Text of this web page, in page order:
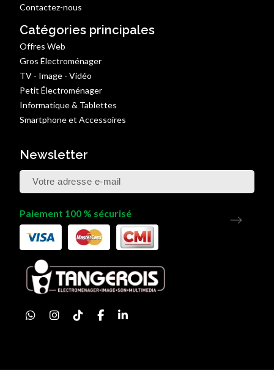
Contactez-nous
Catégories principales
Offres Web
Gros Électroménager
TV - Image - Vidéo
Petit Électroménager
Informatique & Tablettes
Smartphone et Accessoires
Newsletter
Paiement 100 % sécurisé